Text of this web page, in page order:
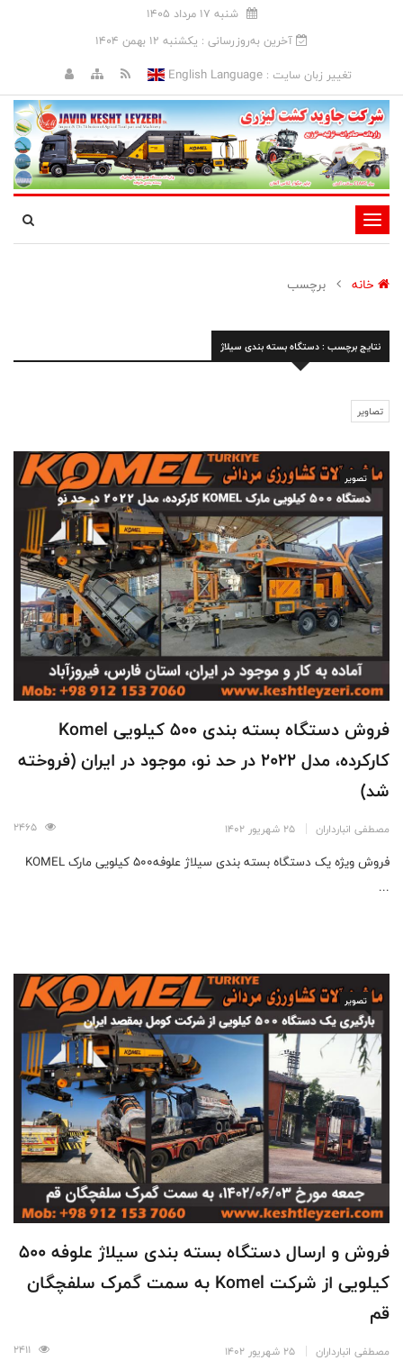
شنبه 17 مرداد 1405
آخرین به‌روزرسانی : يکشنبه 12 بهمن 1404
تغییر زبان سایت :English Language
تغییر
وضعیت
ناوبری
خانه برچسب
نتایج برچسب : دستگاه بسته بندی سیلاژ
تصاویر
تصویر
فروش دستگاه بسته بندی 500 کیلویی Komel
کارکرده، مدل 2022 در حد نو، موجود در ایران (فروخته
شد)
مصطفی انبارداران 25 شهریور 1402
فروش ویژه یک دستگاه بسته بندی سیلاژ علوفه۵۰۰ کیلویی مارک KOMEL
...
تصویر
فروش و ارسال دستگاه بسته بندی سیلاژ علوفه 500
کیلویی از شرکت Komel به سمت گمرک سلفچگان
قم
مصطفی انبارداران 25 شهریور 1402